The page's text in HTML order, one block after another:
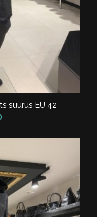
suurus EU 42